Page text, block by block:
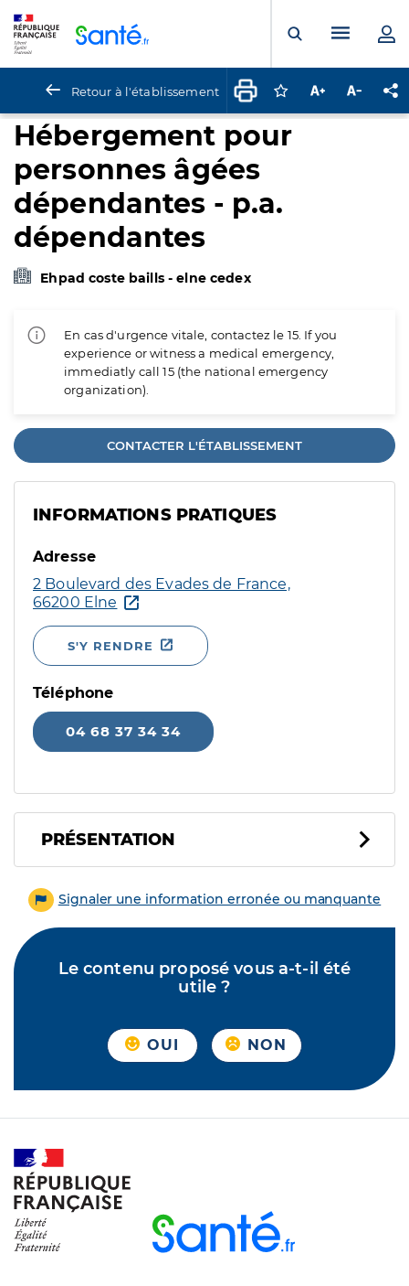
Ouvrir laMenu
Retour à l'établissement Connectez-vous
Augmenter la
Hébergement pour
personnes âgées
dépendantes - p.a.
dépendantes
Ehpad coste baills - elne cedex
En cas d'urgence vitale, contactez le 15. If you
experience or witness a medical emergency,
immediatly call 15 (the national emergency
organization).
CONTACTER L'ÉTABLISSEMENT
INFORMATIONS PRATIQUES
Adresse
2 Boulevard des Evades de France,
66200 Elne
S'Y RENDRE
Téléphone
04 68 37 34 34
PRÉSENTATION
Signaler une information erronée ou manquante
Le contenu proposé vous a-t-il été
utile ?
OUI NON